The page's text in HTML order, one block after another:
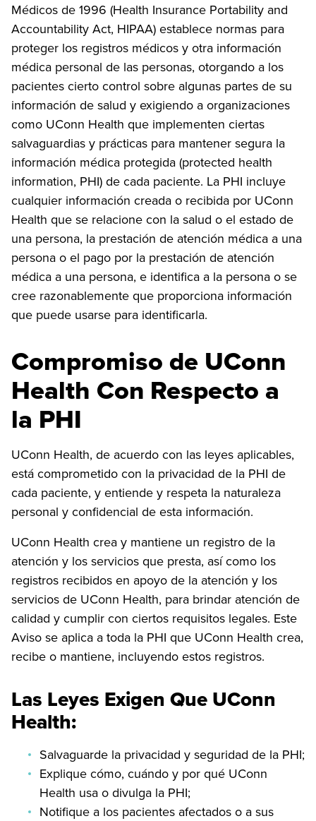
Médicos de 1996 (Health Insurance Portability and
Accountability Act, HIPAA) establece normas para
proteger los registros médicos y otra información
médica personal de las personas, otorgando a los
pacientes cierto control sobre algunas partes de su
información de salud y exigiendo a organizaciones
como UConn Health que implementen ciertas
salvaguardias y prácticas para mantener segura la
información médica protegida (protected health
information, PHI) de cada paciente. La PHI incluye
cualquier información creada o recibida por UConn
Health que se relacione con la salud o el estado de
una persona, la prestación de atención médica a una
persona o el pago por la prestación de atención
médica a una persona, e identifica a la persona o se
cree razonablemente que proporciona información
que puede usarse para identificarla.
Compromiso de UConn
Health Con Respecto a
la PHI
UConn Health, de acuerdo con las leyes aplicables,
está comprometido con la privacidad de la PHI de
cada paciente, y entiende y respeta la naturaleza
personal y confidencial de esta información.
UConn Health crea y mantiene un registro de la
atención y los servicios que presta, así como los
registros recibidos en apoyo de la atención y los
servicios de UConn Health, para brindar atención de
calidad y cumplir con ciertos requisitos legales. Este
Aviso se aplica a toda la PHI que UConn Health crea,
recibe o mantiene, incluyendo estos registros.
Las Leyes Exigen Que UConn
Health:
Salvaguarde la privacidad y seguridad de la PHI;
Explique cómo, cuándo y por qué UConn
Health usa o divulga la PHI;
Notifique a los pacientes afectados o a sus